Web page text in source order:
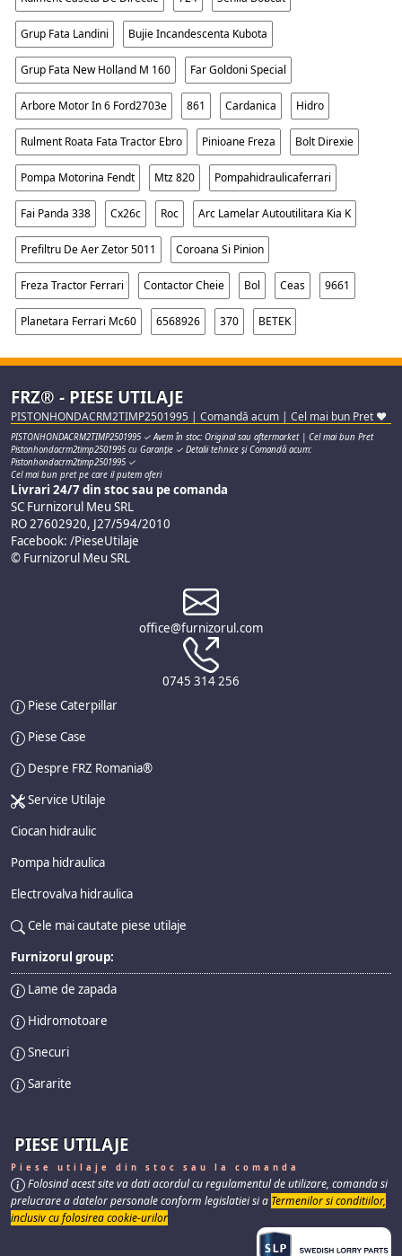
Grup Fata Landini Bujie Incandescenta Kubota
Grup Fata New Holland M 160 Far Goldoni Special
Arbore Motor In 6 Ford2703e 861 Cardanica Hidro
Rulment Roata Fata Tractor Ebro Pinioane Freza Bolt Direxie
Pompa Motorina Fendt Mtz 820 Pompahidraulicaferrari
Fai Panda 338 Cx26c Roc Arc Lamelar Autoutilitara Kia K
Prefiltru De Aer Zetor 5011 Coroana Si Pinion
Freza Tractor Ferrari Contactor Cheie Bol Ceas 9661
Planetara Ferrari Mc60 6568926 370 BETEK
FRZ® - PIESE UTILAJE
PISTONHONDACRM2TIMP2501995 | Comandă acum | Cel mai bun Pret ♥
PISTONHONDACRM2TIMP2501995 ✓ Avem în stoc: Original sau aftermarket | Cel mai bun Pret
Pistonhondacrm2timp2501995 cu Garanție ✓ Detalii tehnice și Comandă acum:
Pistonhondacrm2timp2501995 ✓
Cel mai bun pret pe care il putem oferi
Livrari 24/7 din stoc sau pe comanda
SC Furnizorul Meu SRL
RO 27602920, J27/594/2010
Facebook: /PieseUtilaje
© Furnizorul Meu SRL
office@furnizorul.com
0745 314 256
Piese Caterpillar
Piese Case
Despre FRZ Romania®
Service Utilaje
Ciocan hidraulic
Pompa hidraulica
Electrovalva hidraulica
Cele mai cautate piese utilaje
Furnizorul group:
Lame de zapada
Hidromotoare
Snecuri
Sararite
PIESE UTILAJE
Piese utilaje din stoc sau la comanda
Folosind acest site va dati acordul cu regulamentul de utilizare, comanda si
prelucrare a datelor personale conform legislatiei si a Termenilor si conditiilor,
inclusiv cu folosirea cookie-urilor